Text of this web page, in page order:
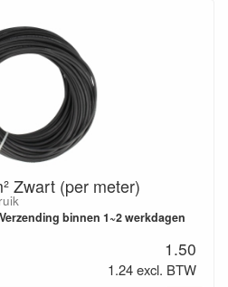
Zwart (per meter)
binnen 1~2 werkdagen
1.50
1.24 excl. BTW